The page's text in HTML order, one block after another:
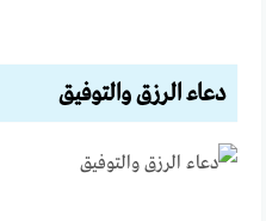
دعاء الرزق والتوفيق